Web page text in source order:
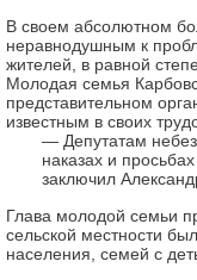
В своем абсолютном
неравнодушным к
жителей, в равной
Молодая семья
представительном
известным в своих
— Депутатам
наказах и
заключил
Глава молодой семьи
сельской местности
населения, семей с